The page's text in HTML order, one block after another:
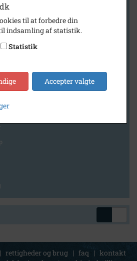
Arkiv
| rettigheder og brug | faq | kontakt
til at forbedre din
indsamling af statistik.
Statistik
Accepter valgte